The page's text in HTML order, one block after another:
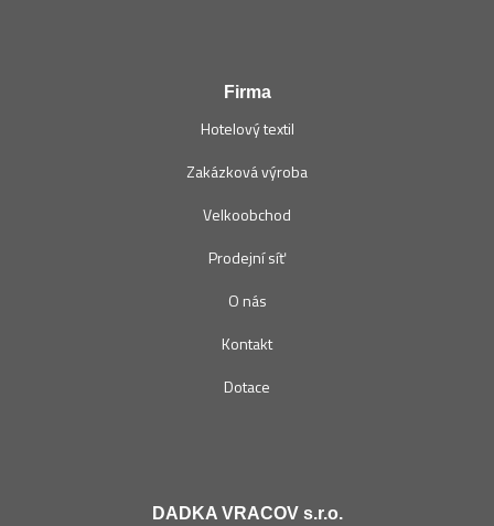
Firma
Hotelový textil
Zakázková výroba
Velkoobchod
Prodejní síť
O nás
Kontakt
Dotace
DADKA VRACOV s.r.o.